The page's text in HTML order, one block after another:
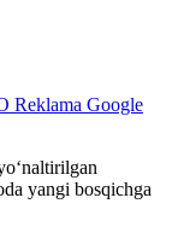
yangi bosqichga